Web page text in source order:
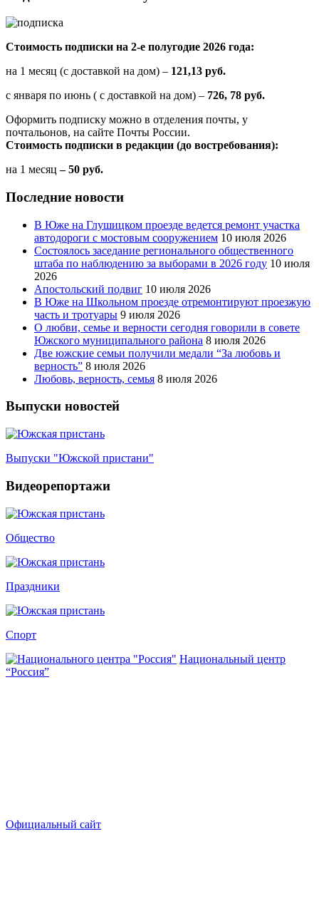
Стоимость подписки на 2-е полугодие 2026 года:
на 1 месяц (с доставкой на дом) – 121,13 руб.
с января по июнь ( с доставкой на дом) – 726, 78 руб.
Оформить подписку можно в отделения почты, у
почтальонов, на сайте Почты России.
Стоимость подписки в редакции (до востребования):
на 1 месяц – 50 руб.
Последние новости
В Юже на Глушицком проезде ведется ремонт участка
автодороги с мостовым сооружением 10 июля 2026
Состоялось заседание регионального общественного
штаба по наблюдению за выборами в 2026 году 10 июля
2026
Апостольский подвиг 10 июля 2026
В Юже на Школьном проезде отремонтируют проезжую
часть и тротуары 9 июля 2026
О любви, семье и верности сегодня говорили в совете
Южского муниципального района 8 июля 2026
Две южские семьи получили медали “За любовь и
верность” 8 июля 2026
Любовь, верность, семья 8 июля 2026
Выпуски новостей
Выпуски "Южской пристани"
Видеорепортажи
Общество
Праздники
Спорт
Национальный центр
“Россия”
Официальный сайт